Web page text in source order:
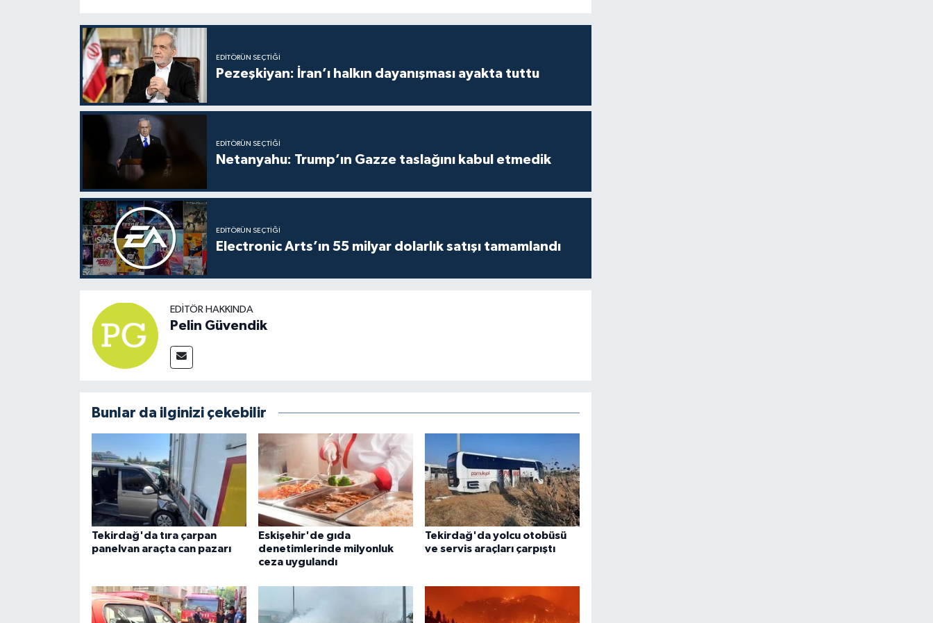
EDITÖRÜN SEÇTIĞI
Pezeşkiyan: İran’ı halkın dayanışması ayakta tuttu
EDITÖRÜN SEÇTIĞI
Netanyahu: Trump’ın Gazze taslağını kabul etmedik
EDITÖRÜN SEÇTIĞI
Electronic Arts’ın 55 milyar dolarlık satışı tamamlandı
EDITÖR HAKKINDA
Pelin Güvendik
Bunlar da ilginizi çekebilir
Tekirdağ'da tıra çarpan
panelvan araçta can pazarı
Eskişehir'de gıda
denetimlerinde milyonluk
ceza uygulandı
Tekirdağ'da yolcu otobüsü
ve servis araçları çarpıştı